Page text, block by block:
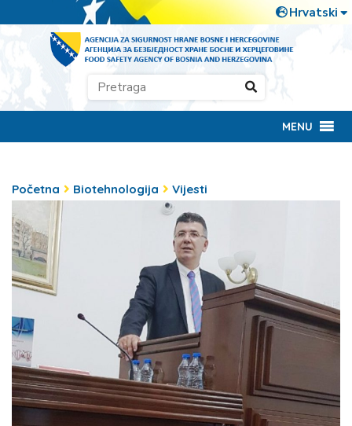
MENU
Početna Biotehnologija Vijesti